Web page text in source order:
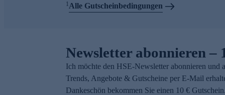
1Alle Gutscheinbedingungen
Newsletter abonnieren –
Ich möchte den HSE-Newsletter abonnieren und
Trends, Angebote & Gutscheine per E-Mail
Dankeschön bekommen Sie einen 10 €